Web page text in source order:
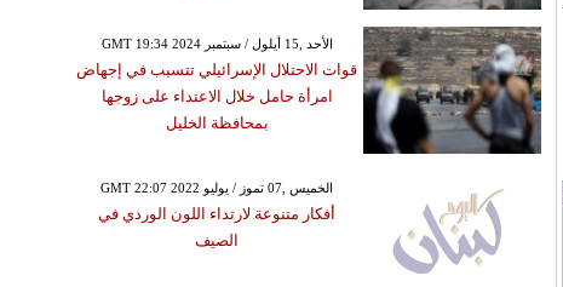
GMT 19:34 2024 الأحد ,15 أيلول / سبتمبر
قوات الاحتلال الإسرائيلي تتسبب في إجهاض
امرأة حامل خلال الاعتداء على زوجها
بمحافظة الخليل
GMT 22:07 2022 الخميس ,07 تموز / يوليو
أفكار متنوعة لارتداء اللون الوردي في
الصيف